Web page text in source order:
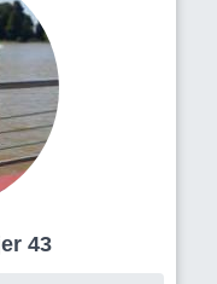
Mujer 43